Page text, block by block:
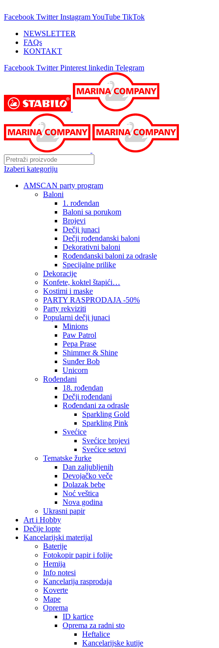
Facebook Twitter InstagramYouTube TikTok
NEWSLETTER
FAQs
KONTAKT
Facebook Twitter Pinterest linkedin Telegram
Izaberi kategoriju
AMSCAN party program
Baloni
1. rođendan
Baloni sa porukom
Brojevi
Dečji junaci
Dečji rođendanski baloni
Dekorativni baloni
Rođendanski baloni za odrasle
Specijalne prilike
Dekoracije
Konfete, koktel štapići…
Kostimi i maske
PARTY RASPRODAJA -50%
Party rekviziti
Popularni dečji junaci
Minions
Paw Patrol
Pepa Prase
Shimmer & Shine
Sunđer Bob
Unicorn
Rođendani
18. rođendan
Dečji rođendani
Rođendani za odrasle
Sparkling Gold
Sparkling Pink
Svećice
Svećice brojevi
Svećice setovi
Tematske žurke
Dan zaljubljenih
Devojačko veče
Dolazak bebe
Noć veštica
Nova godina
Ukrasni papir
Art i Hobby
Dečije lopte
Kancelarijski materijal
Baterije
Fotokopir papir i folije
Hemija
Info notesi
Kancelarija rasprodaja
Koverte
Mape
Oprema
ID kartice
Oprema za radni sto
Heftalice
Kancelarijske kutije